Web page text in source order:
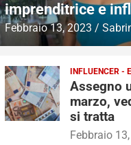
imprenditrice e
Febbraio 13, 2023
INFLUENCER -
Assegno
marzo,
si tratta
Febbraio